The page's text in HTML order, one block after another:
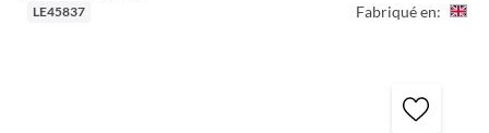
LE45837
Fabriqué en: